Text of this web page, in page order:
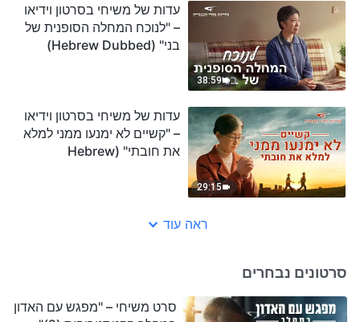
38:59
עדות של משיחי בסרטון וידיאו
– "לנוכח המחלה הסופנית של
בני" (Hebrew Dubbed)
29:15
עדות של משיחי בסרטון וידיאו
– "קשיים לא ימנעו ממני למלא
את חובתי" (Hebrew
ראה עוד
סרטונים נבחרים
סרט משיחי – "מפגש עם האדון